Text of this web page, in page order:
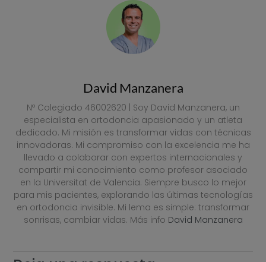
David Manzanera
Nº Colegiado 46002620 | Soy David Manzanera, un
especialista en ortodoncia apasionado y un atleta
dedicado. Mi misión es transformar vidas con técnicas
innovadoras. Mi compromiso con la excelencia me ha
llevado a colaborar con expertos internacionales y
compartir mi conocimiento como profesor asociado
en la Universitat de Valencia. Siempre busco lo mejor
para mis pacientes, explorando las últimas tecnologías
en ortodoncia invisible. Mi lema es simple: transformar
sonrisas, cambiar vidas. Más info David Manzanera